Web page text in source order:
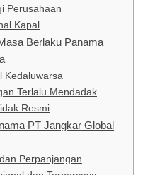
Perusahaan
Kapal
Berlaku Panama
Kedaluwarsa
Terlalu Mendadak
Resmi
PT Jangkar Global
Perpanjangan